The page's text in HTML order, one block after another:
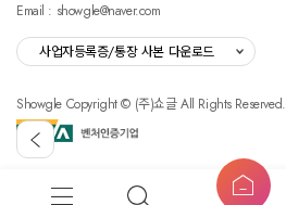
홈
버
튼
뒤
가
Email : showgle@naver.com
사업자등록증/통장 사본 다운로드
Showgle Copyright © (주)쇼글 All Rights Reserved.